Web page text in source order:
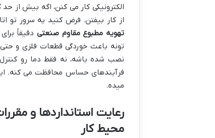
الکترونیکی کار می کنن، اگه بیش از
از کار بیفتن. فرض کنید یه سرور تو
تهویه مطبوع مقاوم صنعتی دقیقاً
تونه باعث خوردگی قطعات فلزی و
نصب شده باشه، نه فقط دما رو
فرآیندهای حساس محافظت می کنه.
میده.
رعایت استانداردها و
محیط کار